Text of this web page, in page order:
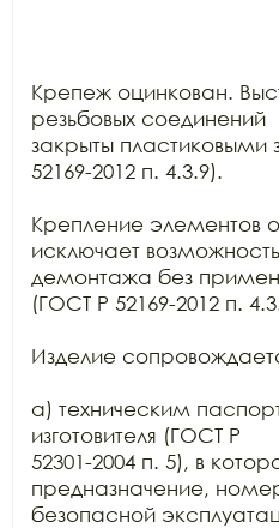
Крепеж оцинкован.
резьбовых соединений
закрыты
52169-2012 п. 4.3.9).
Крепление элементов
исключает
демонтажа без
(ГОСТ Р 52169-2012 п.
Изделие
а) техническим
изготовителя (ГОСТ Р
52301-2004 п. 5), в
предназначение,
безопасной